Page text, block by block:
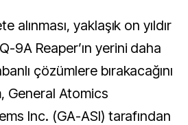
alınması, yaklaşık on yıldır
9A Reaper’ın yerini daha
çözümlere bırakacağını
General Atomics
Inc. (GA-ASI) tarafından